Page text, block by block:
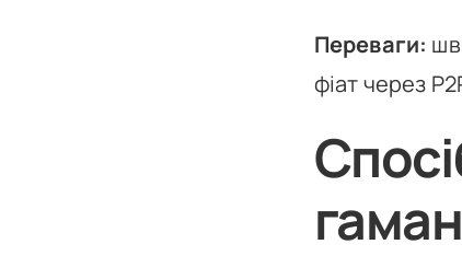
Переваги:
фіат через